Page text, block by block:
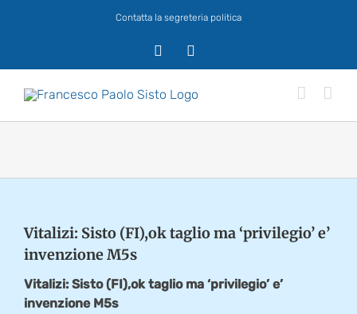
Contatta la segreteria politica
Vitalizi: Sisto (FI),ok taglio ma ‘privilegio’ e’
invenzione M5s
Vitalizi: Sisto (FI),ok taglio ma ‘privilegio’ e’
invenzione M5s